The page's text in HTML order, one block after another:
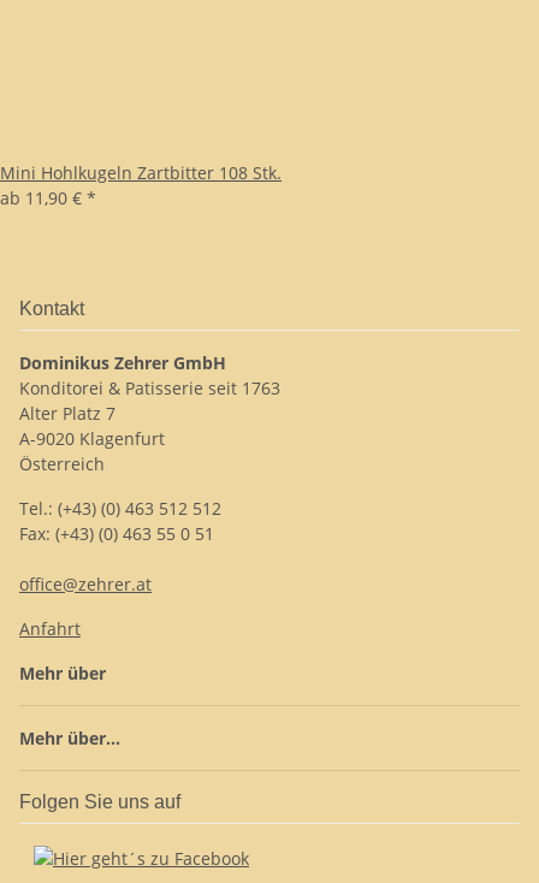
Mini Hohlkugeln Zartbitter 108 Stk.
ab 11,90 € *
Kontakt
Dominikus Zehrer GmbH
Konditorei & Patisserie seit 1763
Alter Platz 7
A-9020 Klagenfurt
Österreich
Tel.: (+43) (0) 463 512 512
Fax: (+43) (0) 463 55 0 51
office@zehrer.at
Anfahrt
Mehr über
Mehr über...
Folgen Sie uns auf